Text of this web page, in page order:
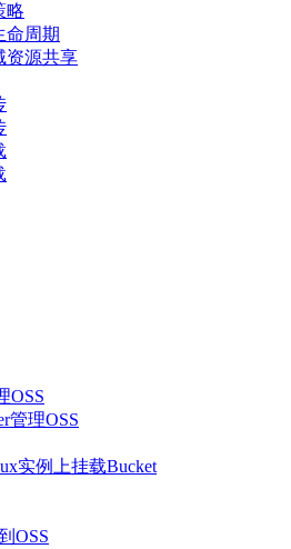
略
命周期
资源共享
OSS
管理OSS
实例上挂载Bucket
OSS